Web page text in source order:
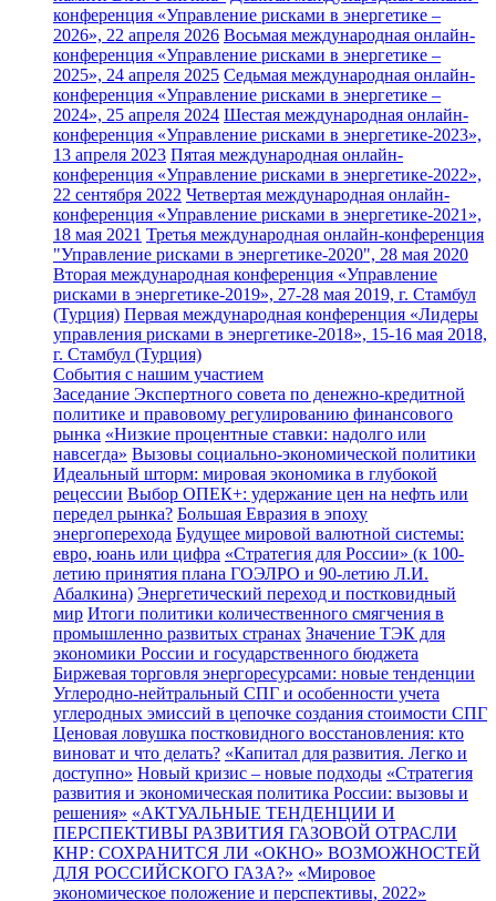
конференция «Управление рисками в энергетике –
2026», 22 апреля 2026 Восьмая международная онлайн-
конференция «Управление рисками в энергетике –
2025», 24 апреля 2025 Седьмая международная онлайн-
конференция «Управление рисками в энергетике –
2024», 25 апреля 2024 Шестая международная онлайн-
конференция «Управление рисками в энергетике-2023»,
13 апреля 2023 Пятая международная онлайн-
конференция «Управление рисками в энергетике-2022»,
22 сентября 2022 Четвертая международная онлайн-
конференция «Управление рисками в энергетике-2021»,
18 мая 2021 Третья международная онлайн-конференция
"Управление рисками в энергетике-2020", 28 мая 2020
Вторая международная конференция «Управление
рисками в энергетике-2019», 27-28 мая 2019, г. Стамбул
(Турция) Первая международная конференция «Лидеры
управления рисками в энергетике-2018», 15-16 мая 2018,
г. Стамбул (Турция)
События с нашим участием
Заседание Экспертного совета по денежно-кредитной
политике и правовому регулированию финансового
рынка «Низкие процентные ставки: надолго или
навсегда» Вызовы социально-экономической политики
Идеальный шторм: мировая экономика в глубокой
рецессии Выбор ОПЕК+: удержание цен на нефть или
передел рынка? Большая Евразия в эпоху
энергоперехода Будущее мировой валютной системы:
евро, юань или цифра «Стратегия для России» (к 100-
летию принятия плана ГОЭЛРО и 90-летию Л.И.
Абалкина) Энергетический переход и постковидный
мир Итоги политики количественного смягчения в
промышленно развитых странах Значение ТЭК для
экономики России и государственного бюджета
Биржевая торговля энергоресурсами: новые тенденции
Углеродно-нейтральный СПГ и особенности учета
углеродных эмиссий в цепочке создания стоимости СПГ
Ценовая ловушка постковидного восстановления: кто
виноват и что делать? «Капитал для развития. Легко и
доступно» Новый кризис – новые подходы «Стратегия
развития и экономическая политика России: вызовы и
решения» «АКТУАЛЬНЫЕ ТЕНДЕНЦИИ И
ПЕРСПЕКТИВЫ РАЗВИТИЯ ГАЗОВОЙ ОТРАСЛИ
КНР: СОХРАНИТСЯ ЛИ «ОКНО» ВОЗМОЖНОСТЕЙ
ДЛЯ РОССИЙСКОГО ГАЗА?» «Мировое
экономическое положение и перспективы, 2022»